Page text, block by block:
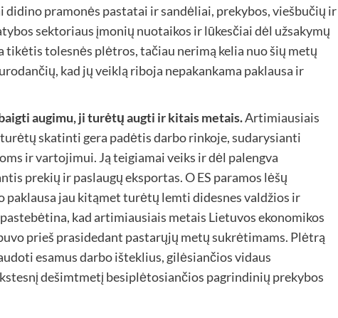
didino pramonės pastatai ir sandėliai, prekybos, viešbučių ir
sektoriaus įmonių nuotaikos ir lūkesčiai dėl užsakymų
tolesnės plėtros, tačiau nerimą kelia nuo šių metų
kad jų veiklą riboja nepakankama paklausa ir
augimu, ji turėtų augti ir kitais metais.Artimiausiais
skatinti gera padėtis darbo rinkoje, sudarysianti
ir vartojimui. Ją teigiamai veiks ir dėl palengva
prekių ir paslaugų eksportas. O ES paramos lėšų
paklausa jau kitąmet turėtų lemti didesnes valdžios ir
kad artimiausiais metais Lietuvos ekonomikos
prieš prasidedant pastarųjų metų sukrėtimams. Plėtrą
esamus darbo išteklius, gilėsiančios vidaus
dešimtmetį besiplėtosiančios pagrindinių prekybos